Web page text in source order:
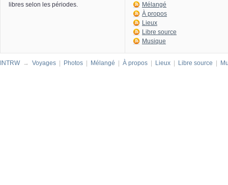
libres selon les périodes.
Mélangé
À propos
Lieux
Libre source
Musique
INTRW → Voyages Photos Mélangé À propos Lieux Libre source